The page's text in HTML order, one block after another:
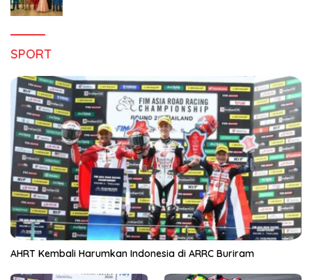
SPORT
AHRT Kembali Harumkan Indonesia di ARRC Buriram